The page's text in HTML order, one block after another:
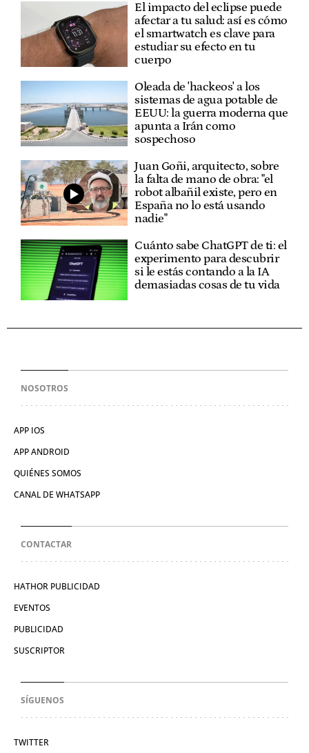
El impacto del eclipse puede
afectar a tu salud: así es cómo
el smartwatch es clave para
estudiar su efecto en tu
cuerpo
Oleada de 'hackeos' a los
sistemas de agua potable de
EEUU: la guerra moderna que
apunta a Irán como
sospechoso
Juan Goñi, arquitecto, sobre
la falta de mano de obra: "el
robot albañil existe, pero en
España no lo está usando
nadie"
Cuánto sabe ChatGPT de ti: el
experimento para descubrir
si le estás contando a la IA
demasiadas cosas de tu vida
NOSOTROS
APP IOS
APP ANDROID
QUIÉNES SOMOS
CANAL DE WHATSAPP
CONTACTAR
HATHOR PUBLICIDAD
EVENTOS
PUBLICIDAD
SUSCRIPTOR
SÍGUENOS
TWITTER